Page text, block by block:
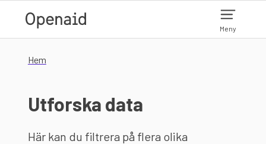
Meny
Hem
Utforska data
Här kan du filtrera på flera olika